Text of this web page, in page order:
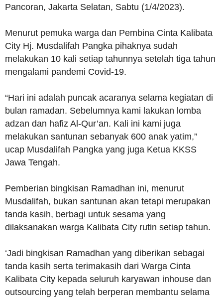
Pancoran, Jakarta Selatan, Sabtu (1/4/2023).
Menurut pemuka warga dan Pembina Cinta Kalibata
City Hj. Musdalifah Pangka pihaknya sudah
melakukan 10 kali setiap tahunnya setelah tiga tahun
mengalami pandemi Covid-19.
“Hari ini adalah puncak acaranya selama kegiatan di
bulan ramadan. Sebelumnya kami lakukan lomba
adzan dan hafiz Al-Qur’an. Kali ini kami juga
melakukan santunan sebanyak 600 anak yatim,”
ucap Musdalifah Pangka yang juga Ketua KKSS
Jawa Tengah.
Pemberian bingkisan Ramadhan ini, menurut
Musdalifah, bukan santunan akan tetapi merupakan
tanda kasih, berbagi untuk sesama yang
dilaksanakan warga Kalibata City rutin setiap tahun.
‘Jadi bingkisan Ramadhan yang diberikan sebagai
tanda kasih serta terimakasih dari Warga Cinta
Kalibata City kepada seluruh karyawan inhouse dan
outsourcing yang telah berperan membantu selama